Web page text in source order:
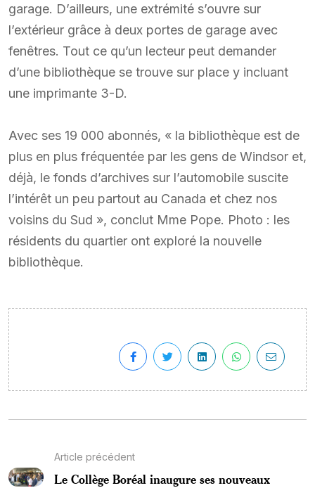
garage. D’ailleurs, une extrémité s’ouvre sur
l’extérieur grâce à deux portes de garage avec
fenêtres. Tout ce qu’un lecteur peut demander
d’une bibliothèque se trouve sur place y incluant
une imprimante 3-D.
Avec ses 19 000 abonnés, « la bibliothèque est de
plus en plus fréquentée par les gens de Windsor et,
déjà, le fonds d’archives sur l’automobile suscite
l’intérêt un peu partout au Canada et chez nos
voisins du Sud », conclut Mme Pope. Photo : les
résidents du quartier ont exploré la nouvelle
bibliothèque.
Article précédent
Le Collège Boréal inaugure ses nouveaux